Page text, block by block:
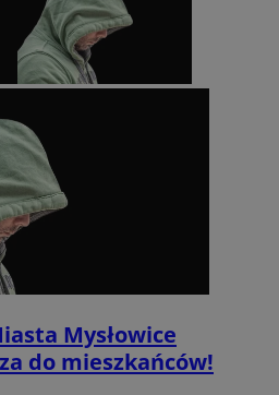
Mysłowice
do mieszkańców!